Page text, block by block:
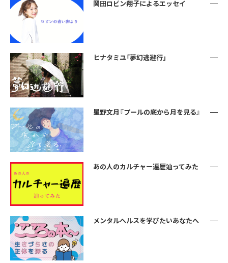
岡田ロビン翔子によるエッセイ
ヒナタミユ「夢幻逃避行」
星野文月『プールの底から月を見る』
あの人のカルチャー遍歴辿ってみた
メンタルヘルスを学びたいあなたへ